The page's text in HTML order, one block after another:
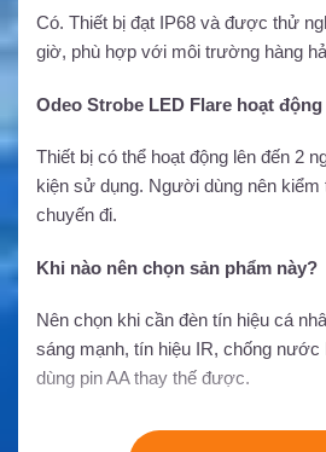
Có. Thiết bị đạt IP68 và được thử
giờ, phù hợp với môi trường hàng
Odeo Strobe LED Flare hoạt
Thiết bị có thể hoạt động lên đến 2
kiện sử dụng. Người dùng nên
chuyến đi.
Khi nào nên chọn sản phẩm này?
Nên chọn khi cần đèn tín hiệu cá
sáng mạnh, tín hiệu IR, chống
dùng pin AA thay thế được.